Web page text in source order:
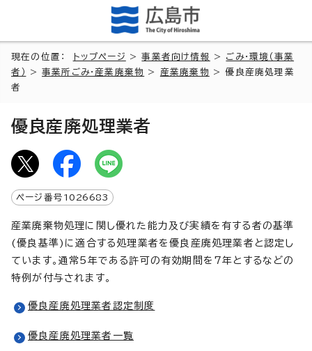
現在の位置： トップページ >事業者向け情報 > ごみ・環境（事業
者）
>事業所ごみ・産業廃棄物 > 産業廃棄物
> 優良産廃処理業
者
優良産廃処理業者
ページ番号 1026683
産業廃棄物処理に関し優れた能力及び実績を有する者の基準
(優良基準)に適合する処理業者を優良産廃処理業者と認定し
ています。通常5年である許可の有効期間を7年とするなどの
特例が付与されます。
優良産廃処理業者認定制度
優良産廃処理業者一覧